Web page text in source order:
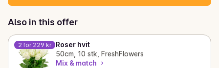
Also in this offer
2 for 229 kr
Roser hvit
50cm, 10 stk, FreshFlowers
Mix & match